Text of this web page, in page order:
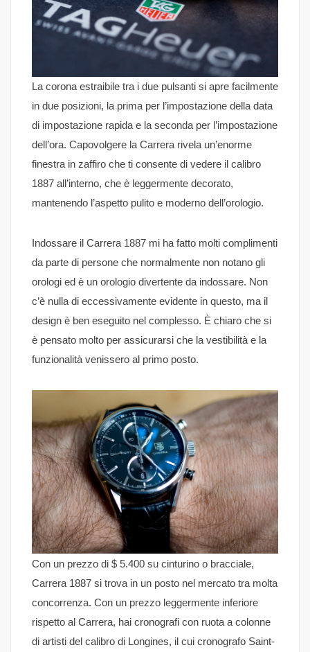
La corona estraibile tra i due pulsanti si apre facilmente
in due posizioni, la prima per l’impostazione della data
di impostazione rapida e la seconda per l’impostazione
dell’ora. Capovolgere la Carrera rivela un’enorme
finestra in zaffiro che ti consente di vedere il calibro
1887 all’interno, che è leggermente decorato,
mantenendo l’aspetto pulito e moderno dell’orologio.
Indossare il Carrera 1887 mi ha fatto molti complimenti
da parte di persone che normalmente non notano gli
orologi ed è un orologio divertente da indossare. Non
c’è nulla di eccessivamente evidente in questo, ma il
design è ben eseguito nel complesso. È chiaro che si
è pensato molto per assicurarsi che la vestibilità e la
funzionalità venissero al primo posto.
Con un prezzo di $ 5.400 su cinturino o bracciale,
Carrera 1887 si trova in un posto nel mercato tra molta
concorrenza. Con un prezzo leggermente inferiore
rispetto al Carrera, hai cronografi con ruota a colonne
di artisti del calibro di Longines, il cui cronografo Saint-